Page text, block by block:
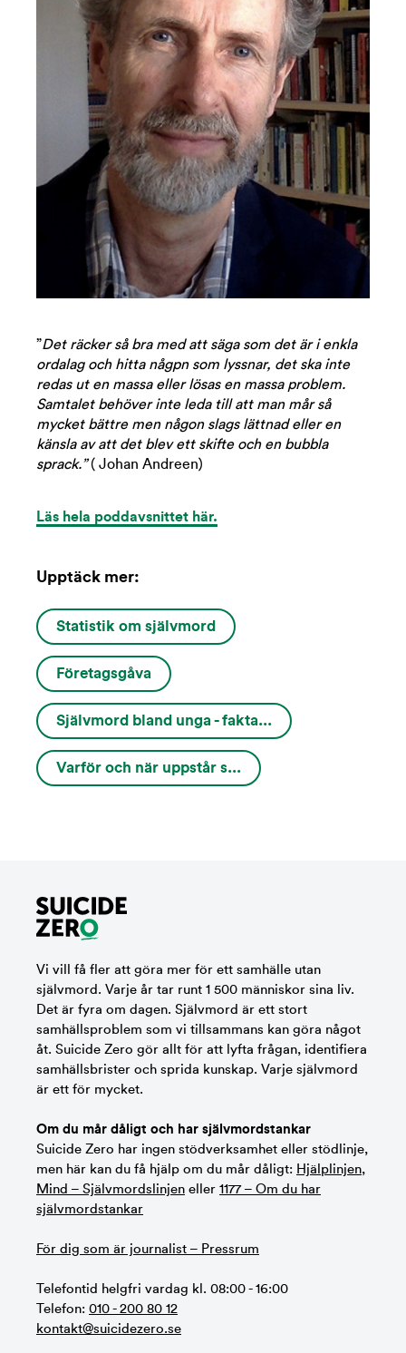
”Det räcker så bra med att säga som det är i enkla
ordalag och hitta någpn som lyssnar, det ska inte
redas ut en massa eller lösas en massa problem.
Samtalet behöver inte leda till att man mår så
mycket bättre men någon slags lättnad eller en
känsla av att det blev ett skifte och en bubbla
sprack.”( Johan Andreen)
Läs hela poddavsnittet här.
Upptäck mer:
Statistik om självmord
Företagsgåva
Självmord bland unga - fakta...
Varför och när uppstår s...
Vi vill få fler att göra mer för ett samhälle utan
självmord. Varje år tar runt 1 500 människor sina liv.
Det är fyra om dagen. Självmord är ett stort
samhällsproblem som vi tillsammans kan göra något
åt. Suicide Zero gör allt för att lyfta frågan, identifiera
samhällsbrister och sprida kunskap. Varje självmord
är ett för mycket.
Om du mår dåligt och har självmordstankar
Suicide Zero har ingen stödverksamhet eller stödlinje,
men här kan du få hjälp om du mår dåligt: Hjälplinjen,
Mind – Självmordslinjen eller 1177 – Om du har
självmordstankar
För dig som är journalist – Pressrum
Telefontid helgfri vardag kl. 08:00 - 16:00
Telefon: 010 - 200 80 12
kontakt@suicidezero.se